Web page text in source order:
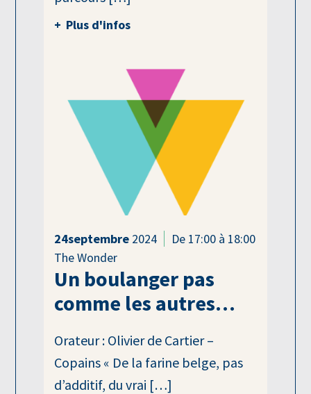
Plus d'infos
24septembre 2024
De 17:00 à 18:00
The Wonder
Un boulanger pas
comme les autres…
Orateur : Olivier de Cartier –
Copains « De la farine belge, pas
d’additif, du vrai […]